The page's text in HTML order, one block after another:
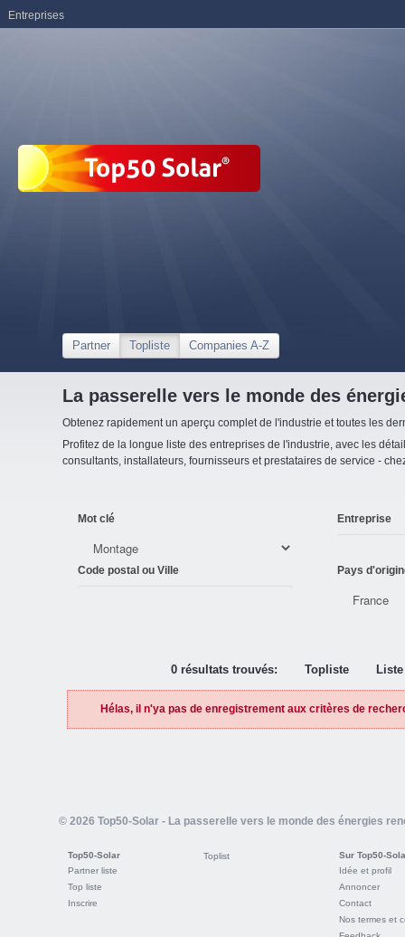
Partner Topliste Companies A-Z
La passerelle vers le monde des
Obtenez rapidement un aperçu complet de l'industrie et toutes les
Profitez de la longue liste des entreprises de l'industrie, avec les
consultants, installateurs, fournisseurs et prestataires de service -
Mot clé Entreprise
Code postal ou Ville Pays
0 résultats trouvés: Topliste
Hélas, il n'ya pas de enregistrement aux critères de
© 2026 Top50-Solar - La passerelle vers le monde des énergies
Top50-Solar
Partner liste
Top liste
Inscrire
Toplist
Sur Top50-
Idée et profil
Annoncer
Contact
Nos termes et
Entreprises